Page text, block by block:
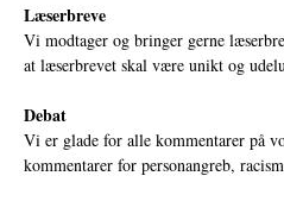
Læserbreve
Vi modtager og bringer gerne
at læserbrevet skal være unikt og
Debat
Vi er glade for alle kommentarer på
kommentarer for personangreb,